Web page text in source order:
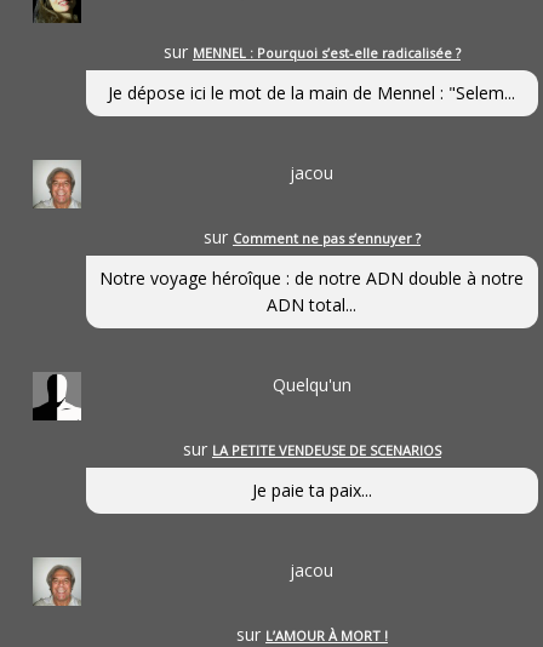
sur MENNEL : Pourquoi s’est-elle radicalisée ?
Je dépose ici le mot de la main de Mennel : "Selem...
jacou
sur Comment ne pas s’ennuyer ?
Notre voyage héroîque : de notre ADN double à notre
ADN total...
Quelqu'un
sur LA PETITE VENDEUSE DE SCENARIOS
Je paie ta paix...
jacou
sur L’AMOUR À MORT !